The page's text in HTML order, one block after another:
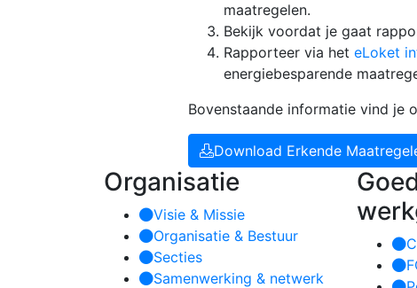
maatregelen.
Bekijk voordat je gaat
Rapporteer via het eLoket
energiebesparende
Bovenstaande informatie vind je
Download Erkende
Organisatie
Visie & Missie
Organisatie & Bestuur
Secties
Samenwerking & netwerk